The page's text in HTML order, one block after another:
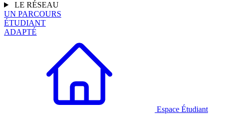
LE RÉSEAU
UN PARCOURS
ÉTUDIANT
ADAPTÉ
Espace Étudiant